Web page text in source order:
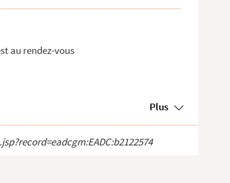
au rendez-vous
Plus